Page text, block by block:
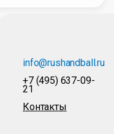
info@rushandball.ru
+7 (495) 637-09-
21
Контакты